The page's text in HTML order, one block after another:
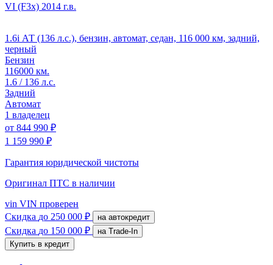
VI (F3x) 2014 г.в.
1.6i АТ (136 л.с.), бензин, автомат, седан, 116 000 км, задний,
черный
Бензин
116000 км.
1.6 / 136 л.с.
Задний
Автомат
1 владелец
от 844 990 ₽
1 159 990 ₽
Гарантия юридической чистоты
Оригинал ПТС в наличии
vin VIN проверен
Скидка до 250 000 ₽ на автокредит
Скидка до 150 000 ₽
на Trade-In
Купить в кредит